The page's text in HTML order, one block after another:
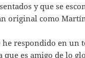
y que se
original como
respondido en un
que es amigo de lo